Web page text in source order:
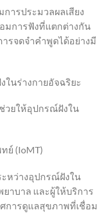
ารประมวลผลเสียง
มการฟังที่แตกต่างกัน
รจดจำคำพูดได้อย่างมี
นร่างกายอัจฉริยะ
วยให้อุปกรณ์ฝังใน
ย์ (IoMT)
หว่างอุปกรณ์ฝังใน
าบาล และผู้ให้บริการ
การดูแลสุขภาพที่เชื่อม